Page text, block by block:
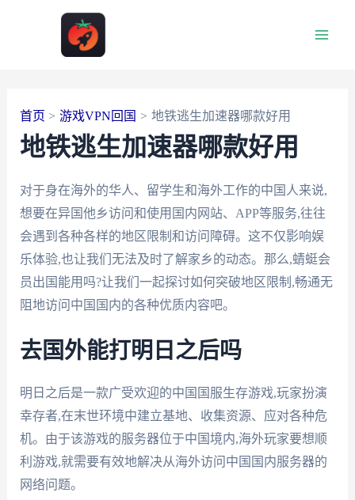
首页 游戏VPN回国 地铁逃生加速器哪款好用
地铁逃生加速器哪款好用
对于身在海外的华人、留学生和海外工作的中国人来说,
想要在异国他乡访问和使用国内网站、APP等服务,往往
会遇到各种各样的地区限制和访问障碍。这不仅影响娱
乐体验,也让我们无法及时了解家乡的动态。那么,蜻蜓会
员出国能用吗?让我们一起探讨如何突破地区限制,畅通无
阻地访问中国国内的各种优质内容吧。
去国外能打明日之后吗
明日之后是一款广受欢迎的中国国服生存游戏,玩家扮演
幸存者,在末世环境中建立基地、收集资源、应对各种危
机。由于该游戏的服务器位于中国境内,海外玩家要想顺
利游戏,就需要有效地解决从海外访问中国国内服务器的
网络问题。